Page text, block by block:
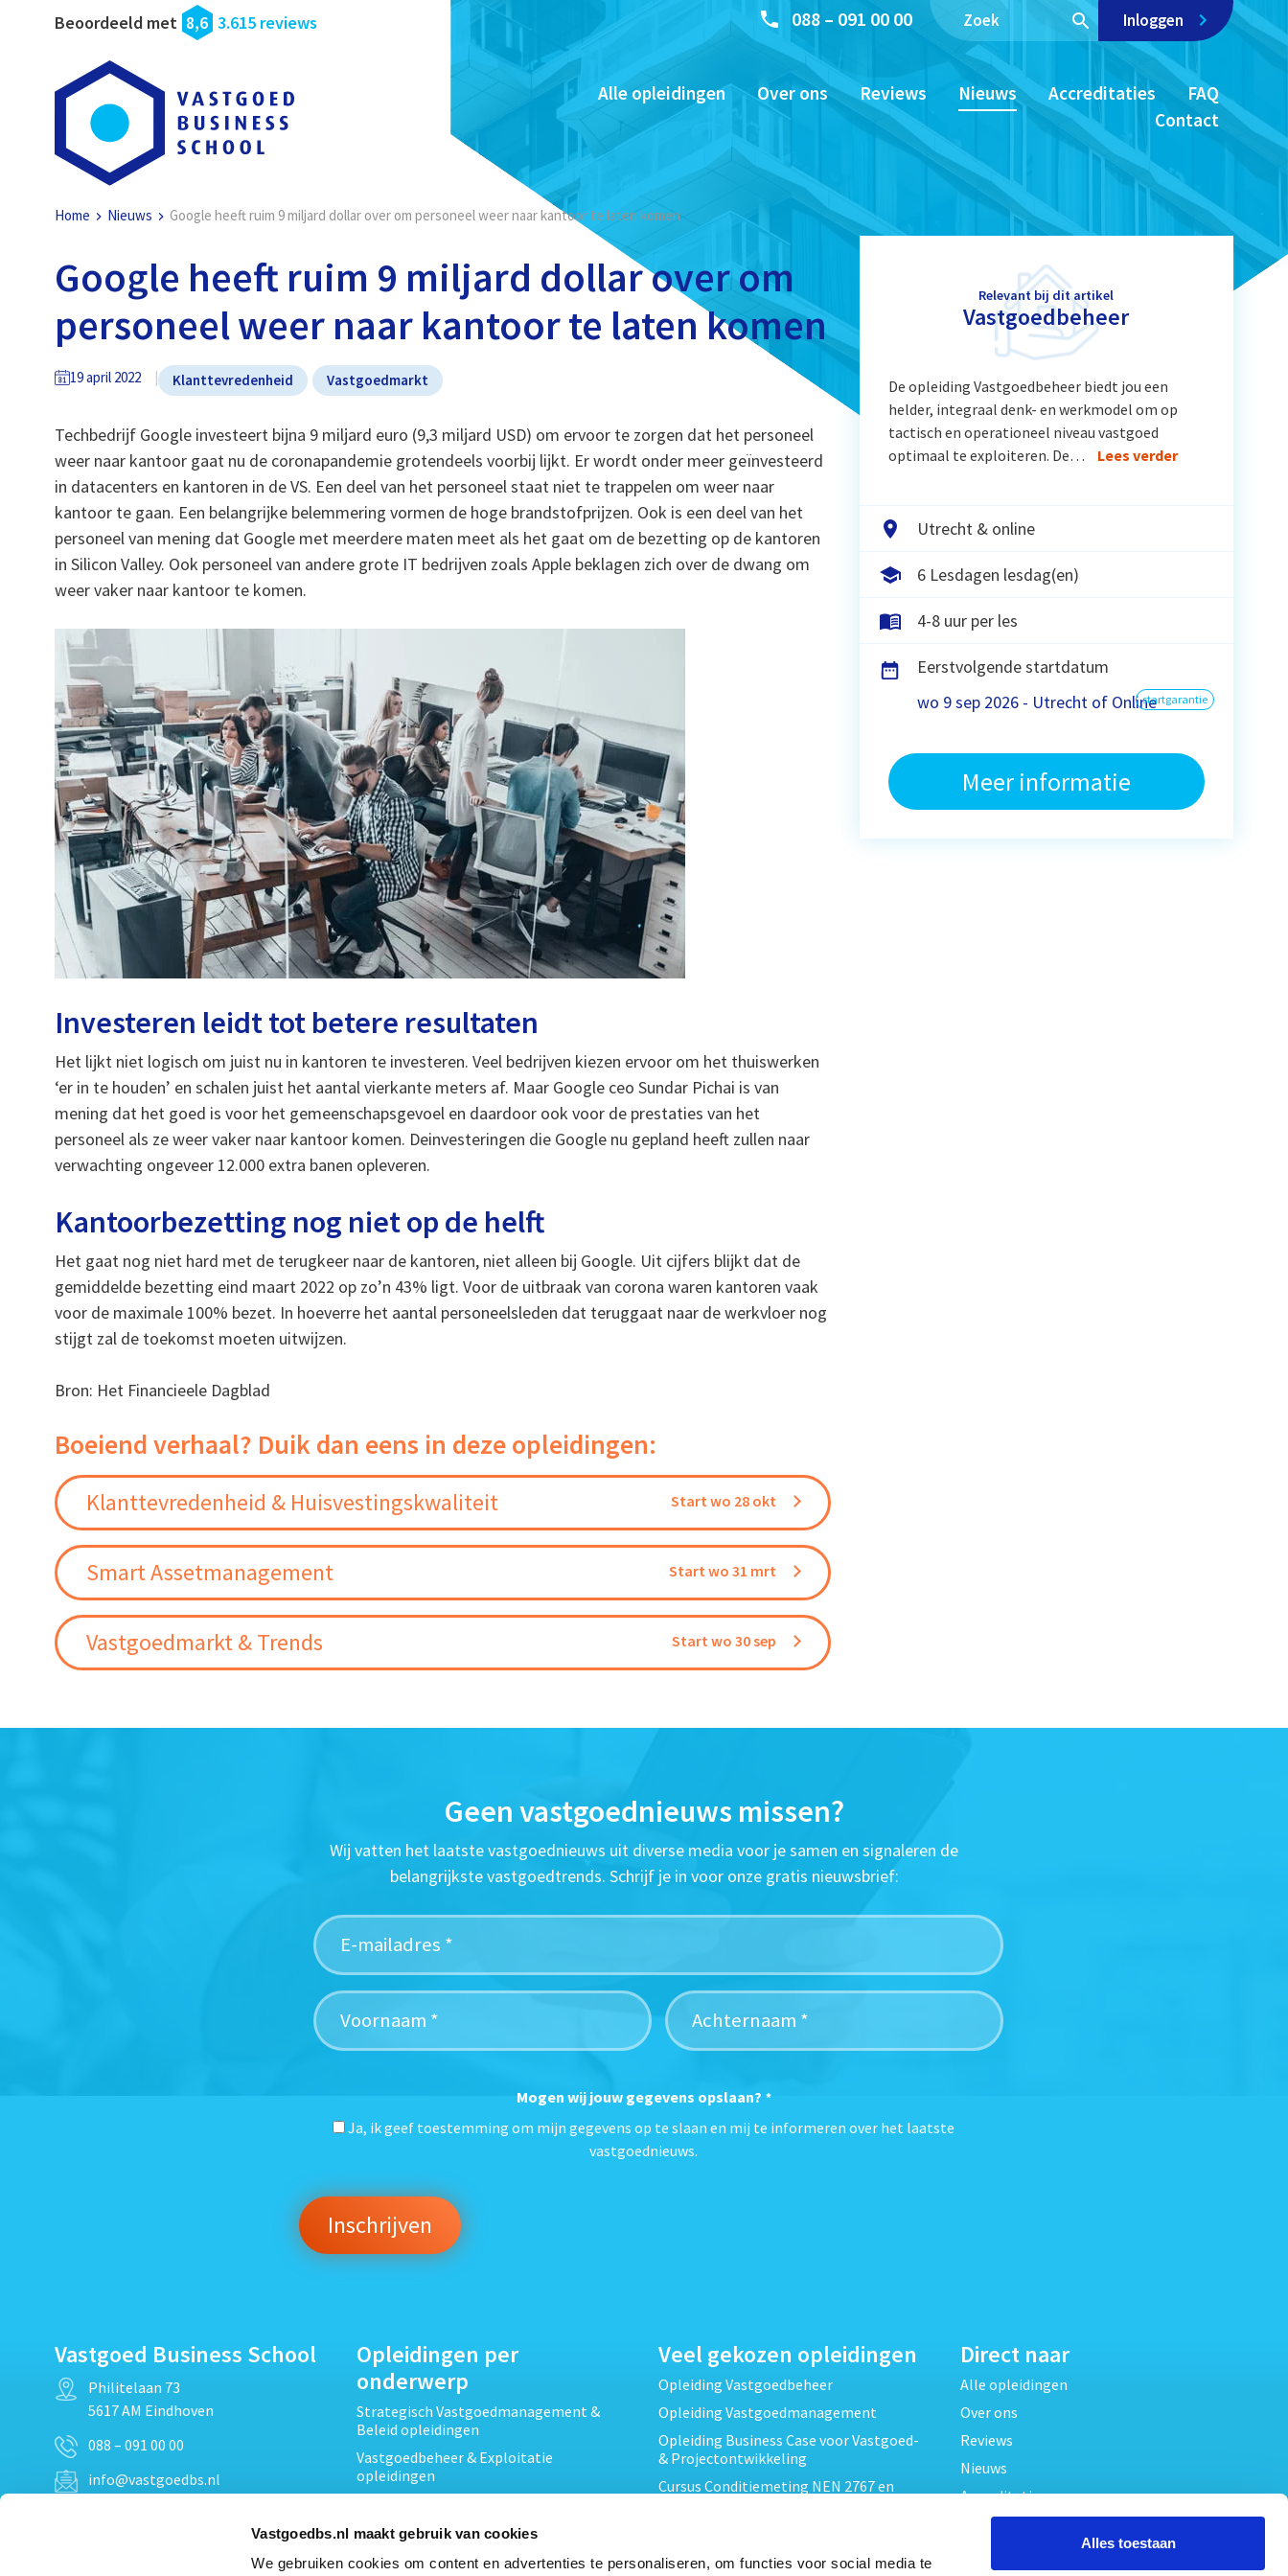
Vastgoedbs.nl maakt gebruik van cookies
We gebruiken cookies om content en advertenties te personaliseren, om functies voor social media te
Alles toestaan
Beoordeeld met 8,6 3.615 reviews 088 – 091 00 00 Inloggen
Alle opleidingen Over ons Reviews Nieuws Accreditaties
FAQ
Contact
Home Nieuws Google heeft ruim 9 miljard dollar over om personeel weer naar kantoor te laten komen
Google heeft ruim 9 miljard dollar over om
personeel weer naar kantoor te laten komen
19 april 2022 Klanttevredenheid Vastgoedmarkt
Techbedrijf Google investeert bijna 9 miljard euro (9,3 miljard USD) om ervoor te zorgen dat het personeel
weer naar kantoor gaat nu de coronapandemie grotendeels voorbij lijkt. Er wordt onder meer geïnvesteerd
in datacenters en kantoren in de VS. Een deel van het personeel staat niet te trappelen om weer naar
kantoor te gaan. Een belangrijke belemmering vormen de hoge brandstofprijzen. Ook is een deel van het
personeel van mening dat Google met meerdere maten meet als het gaat om de bezetting op de kantoren
in Silicon Valley. Ook personeel van andere grote IT bedrijven zoals Apple beklagen zich over de dwang om
weer vaker naar kantoor te komen.
Investeren leidt tot betere resultaten
Het lijkt niet logisch om juist nu in kantoren te investeren. Veel bedrijven kiezen ervoor om het thuiswerken
‘er in te houden’ en schalen juist het aantal vierkante meters af. Maar Google ceo Sundar Pichai is van
mening dat het goed is voor het gemeenschapsgevoel en daardoor ook voor de prestaties van het
personeel als ze weer vaker naar kantoor komen. Deinvesteringen die Google nu gepland heeft zullen naar
verwachting ongeveer 12.000 extra banen opleveren.
Kantoorbezetting nog niet op de helft
Het gaat nog niet hard met de terugkeer naar de kantoren, niet alleen bij Google. Uit cijfers blijkt dat de
gemiddelde bezetting eind maart 2022 op zo’n 43% ligt. Voor de uitbraak van corona waren kantoren vaak
voor de maximale 100% bezet. In hoeverre het aantal personeelsleden dat teruggaat naar de werkvloer nog
stijgt zal de toekomst moeten uitwijzen.
Bron: Het Financieele Dagblad
Boeiend verhaal? Duik dan eens in deze opleidingen:
Klanttevredenheid & Huisvestingskwaliteit Start wo 28 okt
Smart Assetmanagement Start wo 31 mrt
Vastgoedmarkt & Trends Start wo 30 sep
Relevant bij dit artikel
Vastgoedbeheer
De opleiding Vastgoedbeheer biedt jou een
helder, integraal denk- en werkmodel om op
tactisch en operationeel niveau vastgoed
optimaal te exploiteren. De…
Lees verder
Utrecht & online
6 Lesdagen lesdag(en)
4-8 uur per les
Eerstvolgende startdatum
wo 9 sep 2026 - Utrecht of Onlinestartgarantie
Meer informatie
Geen vastgoednieuws missen?
Wij vatten het laatste vastgoednieuws uit diverse media voor je samen en signaleren de
belangrijkste vastgoedtrends. Schrijf je in voor onze gratis nieuwsbrief:
Mogen wij jouw gegevens opslaan? *
Ja, ik geef toestemming om mijn gegevens op te slaan en mij te informeren over het laatste
vastgoednieuws.
Vastgoed Business School
Philitelaan 73
5617 AM Eindhoven
088 – 091 00 00
info@vastgoedbs.nl
Opleidingen per
onderwerp
Strategisch Vastgoedmanagement &
Beleid opleidingen
Vastgoedbeheer & Exploitatie
opleidingen
Projectontwikkeling &
Veel gekozen opleidingen
Opleiding Vastgoedbeheer
Opleiding Vastgoedmanagement
Opleiding Business Case voor Vastgoed-
& Projectontwikkeling
Cursus Conditiemeting NEN 2767 en
Cursus EP-W Basis Woningen
Direct naar
Alle opleidingen
Over ons
Reviews
Nieuws
Accreditaties